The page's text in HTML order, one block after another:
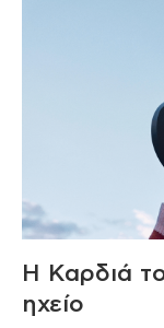
Η Καρδιά
ηχείο